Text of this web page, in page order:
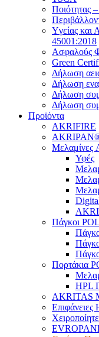
Πoιότητας
Yγείας και
45001:2018
Ασφαλούς
Green
Δήλωση
Δήλωση
Δήλωση
Δήλωση
Προϊόντα
AKRIFIRE
Μελαμίνες
Υφές
Πάγκοι
Πορτάκια
HPL
AKRITAS
Επιφάνειες